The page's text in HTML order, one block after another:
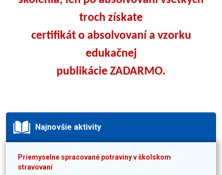
troch získate
certifikát o absolvovaní a vzorku
edukačnej
publikácie ZADARMO.
Najnovšie aktivity
Priemyselne spracované potraviny v školskom
stravovaní